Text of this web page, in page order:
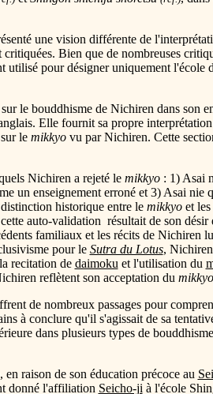
une vision différente de
critiquées. Bien que de nombreuses
utilisé pour désigner uniquement l'école
le bouddhisme de Nichiren dans son
Elle fournit sa propre
le mikkyovu par Nichiren. Cette
Nichiren a rejeté le mikkyo: 1) Asai
un enseignement erroné et 3) Asai nie
historique entre le mikkyoet les
auto-validation résultait de son désir
familiaux et les récits de
pour le Sutra du Lotus, Nichiren
recitation de daimoku et l'utilisation du
reflètent son acceptation du mikkyo
de nombreux passages pour
à conclure qu'il s'agissait de sa
dans plusieurs types de
, en raison de son éducation précoce au
donné l'affiliation Seicho-ji à l'école